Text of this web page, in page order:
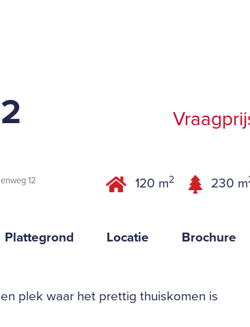
12 120 m2 230 m
Plattegrond Locatie Brochure
plek waar het prettig thuiskomen is